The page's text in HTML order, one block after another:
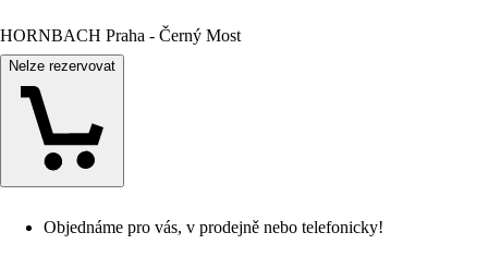
HORNBACH Praha - Černý Most
Nelze rezervovat
Objednáme pro vás, v prodejně nebo telefonicky!